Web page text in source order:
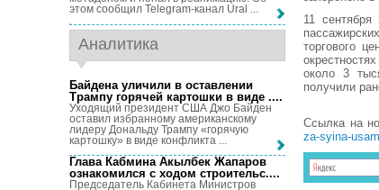
11 сентября
торгового
около 3
получили
Ссылка на
za-syina-
этом сообщил Telegram-канал Ural ...
Аналитика
Байдена уличили в оставлении
Трампу горячей картошки в виде ....
Уходящий президент США Джо Байден
оставил избранному американскому
лидеру Дональду Трампу «горячую
картошку» в виде конфликта ...
Глава Кабмина Акылбек Жапаров
ознакомился с ходом строительс....
Председатель Кабинета Министров